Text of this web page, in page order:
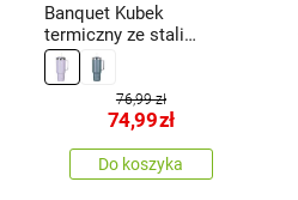
Banquet Kubek
termiczny ze stali
nierdzewnej z uchwytem
Twain 1200 ml, liliowy
76,99 zł
74,99zł
Do koszyka